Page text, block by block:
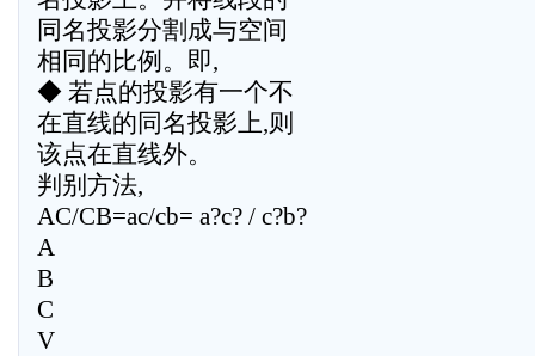
同名投影分割成与空间
相同的比例。即,
◆ 若点的投影有一个不
在直线的同名投影上,则
该点在直线外。
判别方法,
AC/CB=ac/cb= a?c? / c?b?
A
B
C
V